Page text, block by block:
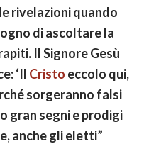
rivelazioni quando
di ascoltare la
Il Signore Gesù
‘Il Cristo eccolo qui,
sorgeranno falsi
gran segni e prodigi
anche gli eletti”